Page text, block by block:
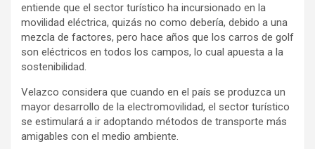
entiende que el sector turístico ha incursionado en la
movilidad eléctrica, quizás no como debería, debido a una
mezcla de factores, pero hace años que los carros de golf
son eléctricos en todos los campos, lo cual apuesta a la
sostenibilidad.
Velazco considera que cuando en el país se produzca un
mayor desarrollo de la electromovilidad, el sector turístico
se estimulará a ir adoptando métodos de transporte más
amigables con el medio ambiente.